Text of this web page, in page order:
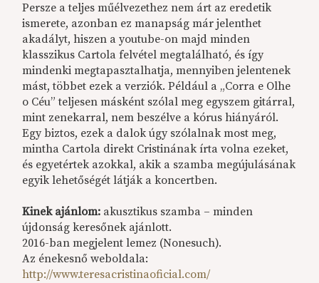
Persze a teljes műélvezethez nem árt az eredetik
ismerete, azonban ez manapság már jelenthet
akadályt, hiszen a youtube-on majd minden
klasszikus Cartola felvétel megtalálható, és így
mindenki megtapasztalhatja, mennyiben jelentenek
mást, többet ezek a verziók. Például a „Corra e Olhe
o Céu” teljesen másként szólal meg egyszem gitárral,
mint zenekarral, nem beszélve a kórus hiányáról.
Egy biztos, ezek a dalok úgy szólalnak most meg,
mintha Cartola direkt Cristinának írta volna ezeket,
és egyetértek azokkal, akik a szamba megújulásának
egyik lehetőségét látják a koncertben.
Kinek ajánlom: akusztikus szamba – minden
újdonság keresőnek ajánlott.
2016-ban megjelent lemez (Nonesuch).
Az énekesnő weboldala:
http://www.teresacristinaoficial.com/